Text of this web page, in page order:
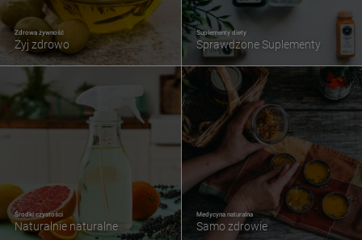
Zdrowa żywność
Żyj zdrowo
Suplementy diety
Sprawdzone Suplementy
Środki czystości
Naturalnie naturalne
Medycyna naturalna
Samo zdrowie